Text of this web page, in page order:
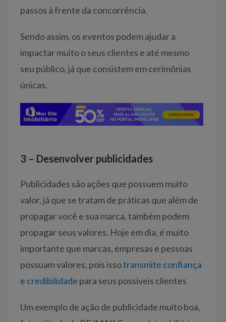
passos à frente da concorrência.
Sendo assim, os eventos podem ajudar a
impactar muito o seus clientes e até mesmo
seu público, já que consistem em cerimônias
únicas.
3 – Desenvolver publicidades
Publicidades são ações que possuem muito
valor, já que se tratam de práticas que além de
propagar você e sua marca, também podem
propagar seus valores. Hoje em dia, é muito
importante que marcas, empresas e pessoas
possuam valores, pois issotransmite confiança
e credibilidade para seus possíveis clientes
Um exemplo de ação de publicidade muito boa,